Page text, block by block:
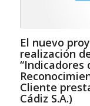
El nuevo
realización
“Indicadores
Cliente
Cádiz S.A.)